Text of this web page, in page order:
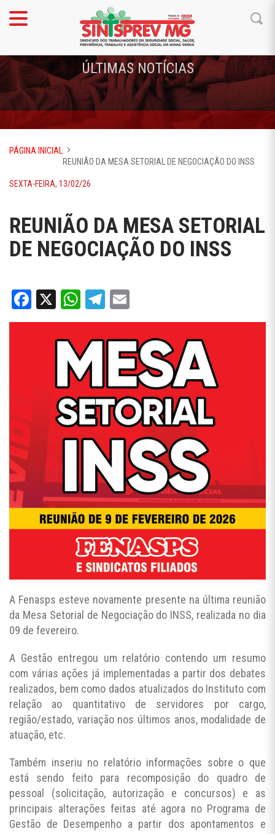
ÚLTIMAS NOTÍCIAS
PÁGINA INICIAL
REUNIÃO DA MESA SETORIAL DE NEGOCIAÇÃO DO INSS
SEXTA-FEIRA, 13/02/26
REUNIÃO DA MESA SETORIAL
DE NEGOCIAÇÃO DO INSS
Facebook
X WhatsApp
Telegram
A Fenasps esteve novamente presente na última reunião
da Mesa Setorial de Negociação do INSS, realizada no dia
09 de fevereiro.
A Gestão entregou um relatório contendo um resumo
com várias ações já implementadas a partir dos debates
realizados, bem como dados atualizados do Instituto com
relação ao quantitativo de servidores por cargo,
região/estado, variação nos últimos anos, modalidade de
atuação, etc.
Também inseriu no relatório informações sobre o que
está sendo feito para recomposição do quadro de
pessoal (solicitação, autorização e concursos) e as
principais alterações feitas até agora no Programa de
Gestão de Desempenho a partir dos apontamentos e